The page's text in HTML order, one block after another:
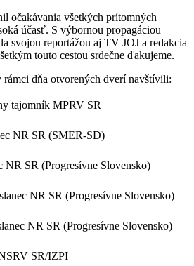
očakávania všetkých prítomných
účasť. S výbornou propagáciou
svojou reportážou aj TV JOJ a redakcia
touto cestou srdečne ďakujeme.
dňa otvorených dverí navštívili:
tajomník MPRV SR
NR SR (SMER-SD)
NR SR (Progresívne Slovensko)
NR SR (Progresívne Slovensko)
NR SR (Progresívne Slovensko)
SR/IZPI